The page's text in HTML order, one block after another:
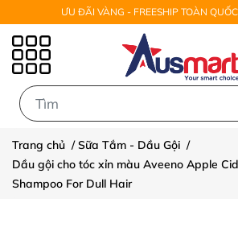
ƯU ĐÃI VÀNG - FREESHIP TOÀN
Trang chủ /Sữa Tắm - Dầu Gội /
Dầu gội cho tóc xỉn màu Aveeno Apple
Shampoo For Dull Hair